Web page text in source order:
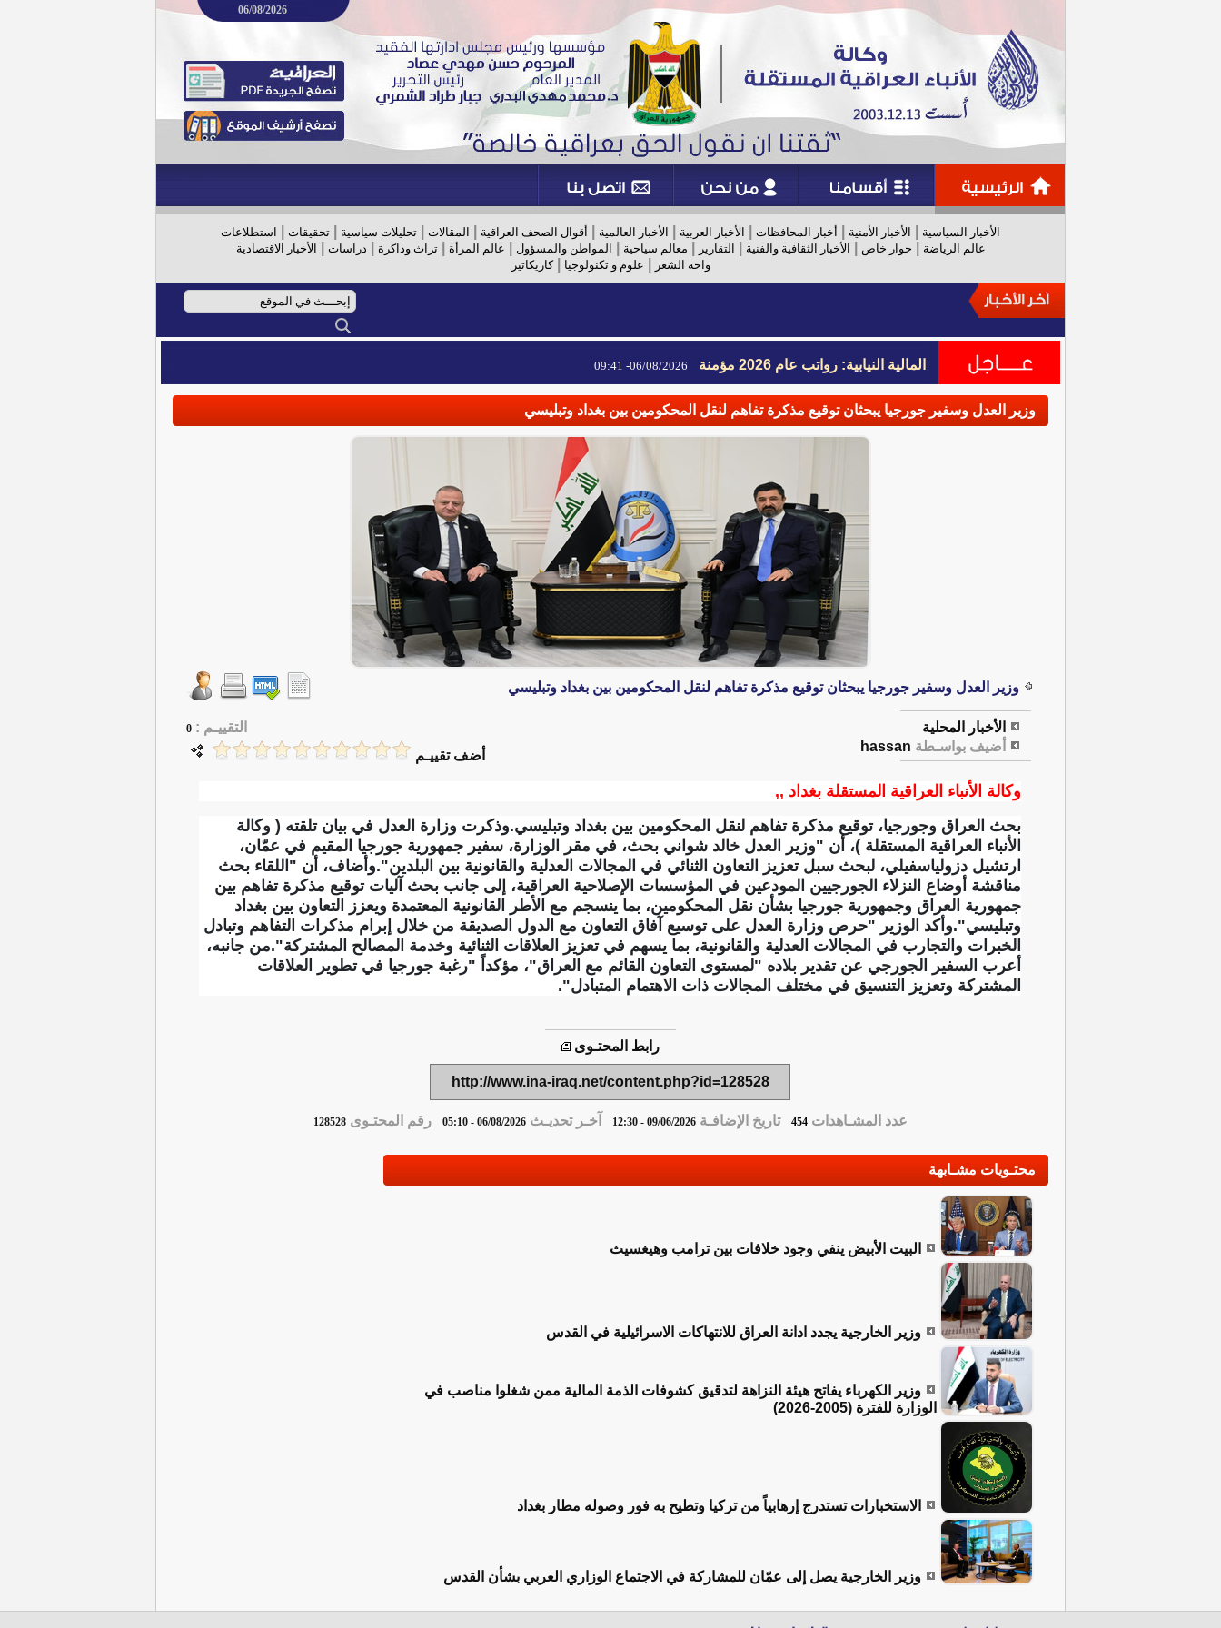
06/08/2026
الأخبار السياسية الأخبار الأمنية أخبار المحافظات الأخبار العربية الأخبار العالمية أقوال الصحف العراقية المقالات تحليلات سياسية تحقيقات
استطلاعات
عالم الرياضة
حوار خاص الأخبار الثقافية والفنية التقارير معالم سياحية المواطن والمسؤول عالم المرأة |تراث وذاكرة دراسات
الأخبار الاقتصادية
واحة الشعر
علوم و تكنولوجيا |كاريكاتير
المالية النيابية: رواتب عام 2026 مؤمنة 06/08/2026- 09:41
المالية النيابية: رواتب عام 2026 مؤمنة 06/08/2026- 09:41
وزير العدل وسفير جورجيا يبحثان توقيع مذكرة تفاهم لنقل المحكومين بين بغداد وتبليسي
وزير العدل وسفير جورجيا يبحثان توقيع مذكرة تفاهم لنقل المحكومين بين بغداد وتبليسي
الأخبار المحلية التقييـم : 0
أضيف بواسـطة hassan
أضف تقييـم
وكالة الأنباء العراقية المستقلة بغداد ,,
بحث العراق وجورجيا، توقيع مذكرة تفاهم لنقل المحكومين بين بغداد وتبليسي.وذكرت وزارة العدل في بيان تلقته ( وكالة
الأنباء العراقية المستقلة )، أن "وزير العدل خالد شواني بحث، في مقر الوزارة، سفير جمهورية جورجيا المقيم في عمّان،
ارتشيل دزولياسفيلي، لبحث سبل تعزيز التعاون الثنائي في المجالات العدلية والقانونية بين البلدين".وأضاف، أن "اللقاء بحث
مناقشة أوضاع النزلاء الجورجيين المودعين في المؤسسات الإصلاحية العراقية، إلى جانب بحث آليات توقيع مذكرة تفاهم بين
جمهورية العراق وجمهورية جورجيا بشأن نقل المحكومين، بما ينسجم مع الأطر القانونية المعتمدة ويعزز التعاون بين بغداد
وتبليسي".وأكد الوزير "حرص وزارة العدل على توسيع آفاق التعاون مع الدول الصديقة من خلال إبرام مذكرات التفاهم وتبادل
الخبرات والتجارب في المجالات العدلية والقانونية، بما يسهم في تعزيز العلاقات الثنائية وخدمة المصالح المشتركة".من جانبه،
أعرب السفير الجورجي عن تقدير بلاده "لمستوى التعاون القائم مع العراق"، مؤكداً "رغبة جورجيا في تطوير العلاقات
المشتركة وتعزيز التنسيق في مختلف المجالات ذات الاهتمام المتبادل".
رابط المحتـوى
http://www.ina-iraq.net/content.php?id=128528
عدد المشـاهدات454 تاريخ الإضافـة09/06/2026 - 12:30 آخـر تحديـث06/08/2026 - 05:10 رقم المحتـوى128528
محتـويات مشـابهة
البيت الأبيض ينفي وجود خلافات بين ترامب وهيغسيث
وزير الخارجية يجدد ادانة العراق للانتهاكات الاسرائيلية في القدس
وزير الكهرباء يفاتح هيئة النزاهة لتدقيق كشوفات الذمة المالية ممن شغلوا مناصب في
الوزارة للفترة (2005-2026)
الاستخبارات تستدرج إرهابياً من تركيا وتطيح به فور وصوله مطار بغداد
وزير الخارجية يصل إلى عمّان للمشاركة في الاجتماع الوزاري العربي بشأن القدس